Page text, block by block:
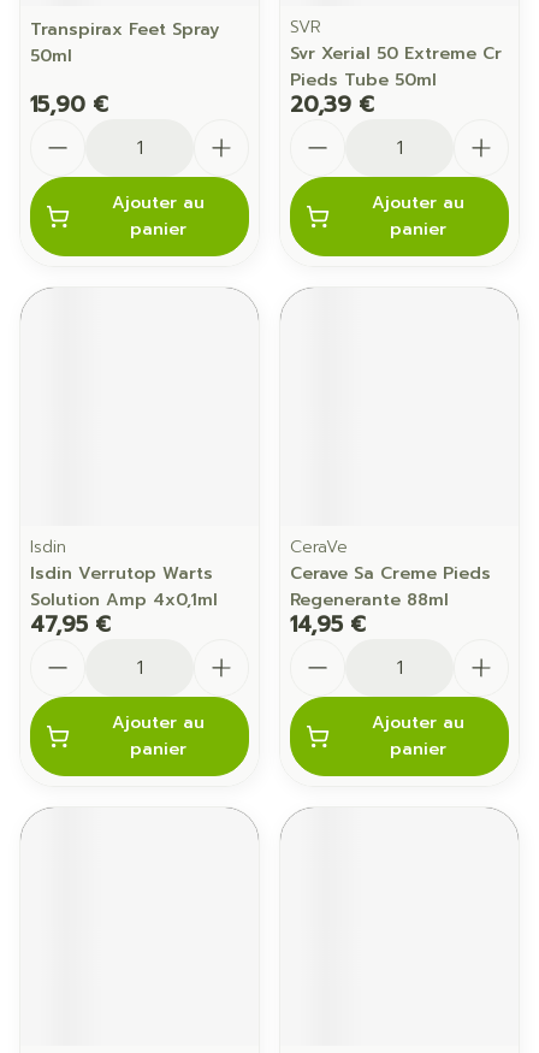
Transpirax Feet Spray
50ml
15,90 €
Ajouter au
panier
SVR
Svr Xerial 50 Extreme Cr
Pieds Tube 50ml
20,39 €
Ajouter au
panier
Isdin
Isdin Verrutop Warts
Solution Amp 4x0,1ml
47,95 €
Ajouter au
panier
CeraVe
Cerave Sa Creme Pieds
Regenerante 88ml
14,95 €
Ajouter au
panier